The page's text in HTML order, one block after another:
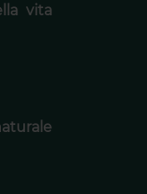
vita